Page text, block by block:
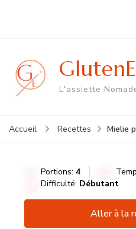
L'assiette
Accueil Recettes Mielie
Portions:4
Difficulté: Débutant
Aller à la